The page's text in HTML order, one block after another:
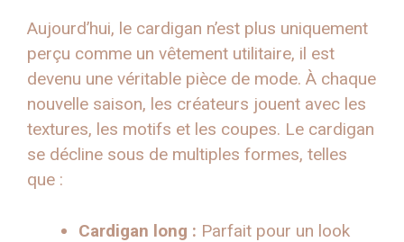
Aujourd’hui, le cardigan n’est plus uniquement
perçu comme un vêtement utilitaire, il est
devenu une véritable pièce de mode. À chaque
nouvelle saison, les créateurs jouent avec les
textures, les motifs et les coupes. Le cardigan
se décline sous de multiples formes, telles
que :
Cardigan long : Parfait pour un look